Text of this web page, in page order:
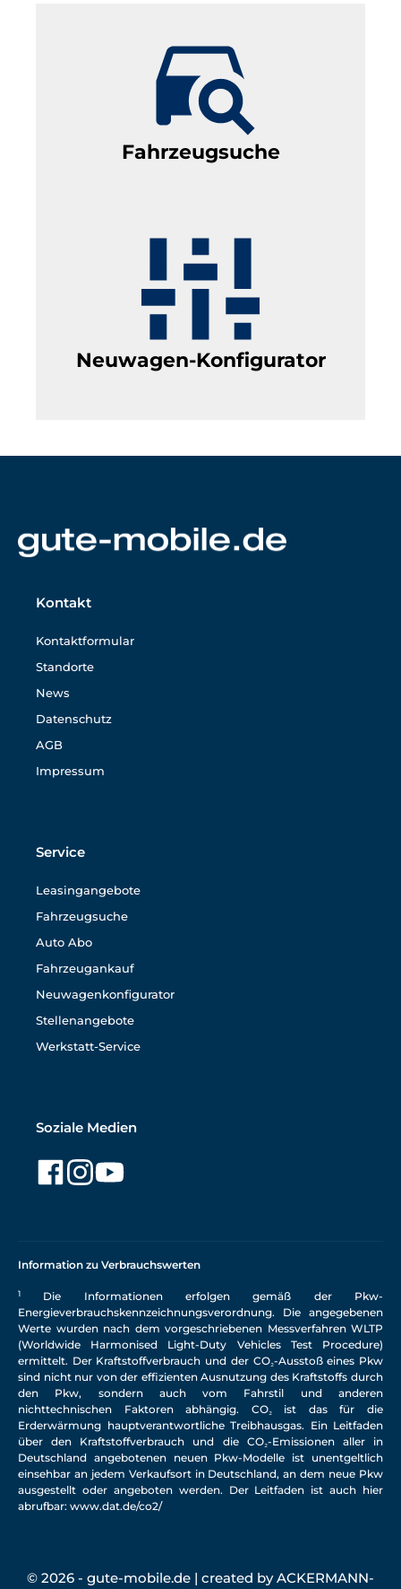
Fahrzeugsuche
Neuwagen-Konfigurator
Kontakt
Kontaktformular
Standorte
News
Datenschutz
AGB
Impressum
Service
Leasingangebote
Fahrzeugsuche
Auto Abo
Fahrzeugankauf
Neuwagenkonfigurator
Stellenangebote
Werkstatt-Service
Soziale Medien
Information zu Verbrauchswerten
1
Die Informationen erfolgen gemäß der Pkw-
Energieverbrauchskennzeichnungsverordnung. Die angegebenen
Werte wurden nach dem vorgeschriebenen Messverfahren WLTP
(Worldwide Harmonised Light-Duty Vehicles Test Procedure)
ermittelt. Der Kraftstoffverbrauch und der CO₂-Ausstoß eines Pkw
sind nicht nur von der effizienten Ausnutzung des Kraftstoffs durch
den Pkw, sondern auch vom Fahrstil und anderen
nichttechnischen Faktoren abhängig. CO₂ ist das für die
Erderwärmung hauptverantwortliche Treibhausgas. Ein Leitfaden
über den Kraftstoffverbrauch und die CO₂-Emissionen aller in
Deutschland angebotenen neuen Pkw-Modelle ist unentgeltlich
einsehbar an jedem Verkaufsort in Deutschland, an dem neue Pkw
ausgestellt oder angeboten werden. Der Leitfaden ist auch hier
abrufbar: www.dat.de/co2/
© 2026 - gute-mobile.de | created byACKERMANN-